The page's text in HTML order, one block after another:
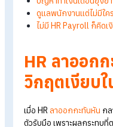
อ่านบทความที่เกี่ยว
จากงานวุ่นวายสู่คว
ปัญหาทำเงินเดือนยุ่
ดูแลพนักงานแต่ไ
ไม่มี HR Payroll ก็